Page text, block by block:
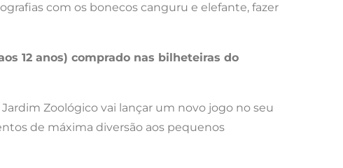
com os bonecos canguru e elefante, fazer
12 anos) comprado nas bilheteiras do
Jardim Zoológico vai lançar um novo jogo no seu
de máxima diversão aos pequenos